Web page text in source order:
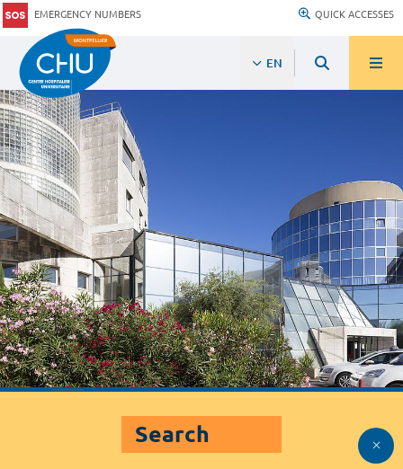
EMERGENCY NUMBERS QUICK ACCESSES
EN
Search